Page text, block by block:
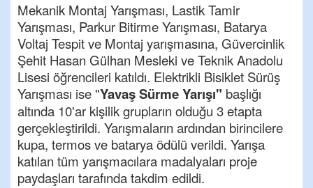
Mekanik Montaj Yarışması, Lastik Tamir
Yarışması, Parkur Bitirme Yarışması, Batarya
Voltaj Tespit ve Montaj yarışmasına, Güvercinlik
Şehit Hasan Gülhan Mesleki ve Teknik Anadolu
Lisesi öğrencileri katıldı. Elektrikli Bisiklet Sürüş
Yarışması ise "Yavaş Sürme Yarışı" başlığı
altında 10'ar kişilik grupların olduğu 3 etapta
gerçekleştirildi. Yarışmaların ardından birincilere
kupa, termos ve batarya ödülü verildi. Yarışa
katılan tüm yarışmacılara madalyaları proje
paydaşları tarafında takdim edildi.